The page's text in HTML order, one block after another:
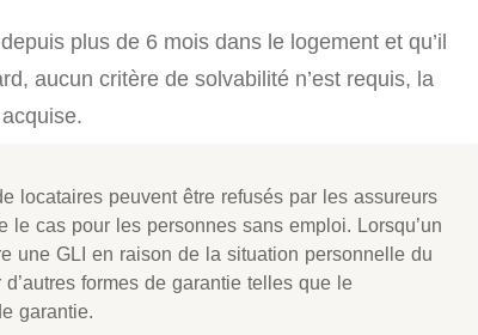
plus de 6 mois dans le logement et qu’il
aucun critère de solvabilité n’est requis, la
locataires peuvent être refusés par les assureurs
le cas pour les personnes sans emploi. Lorsqu’un
une GLI en raison de la situation personnelle du
formes de garantie telles que le
garantie.